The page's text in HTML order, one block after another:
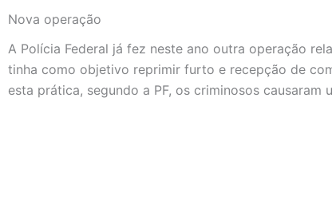
Nova operação
A Polícia Federal já fez neste ano outra operação
tinha como objetivo reprimir furto e recepção de
esta prática, segundo a PF, os criminosos causaram